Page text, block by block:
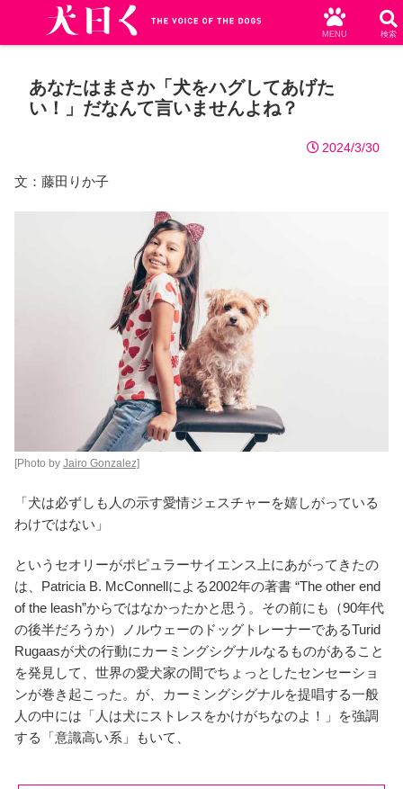
あなたはまさか「犬をハグしてあげた
い！」だなんて言いませんよね？
2024/3/30
文：藤田りか子
[Photo by Jairo Gonzalez]
「犬は必ずしも人の示す愛情ジェスチャーを嬉しがっている
わけではない」
というセオリーがポピュラーサイエンス上にあがってきたの
は、Patricia B. McConnellによる2002年の著書 “The other end
of the leash”からではなかったかと思う。その前にも（90年代
の後半だろうか）ノルウェーのドッグトレーナーであるTurid
Rugaasが犬の行動にカーミングシグナルなるものがあること
を発見して、世界の愛犬家の間でちょっとしたセンセーショ
ンが巻き起こった。が、カーミングシグナルを提唱する一般
人の中には「人は犬にストレスをかけがちなのよ！」を強調
する「意識高い系」もいて、
MENU 検索